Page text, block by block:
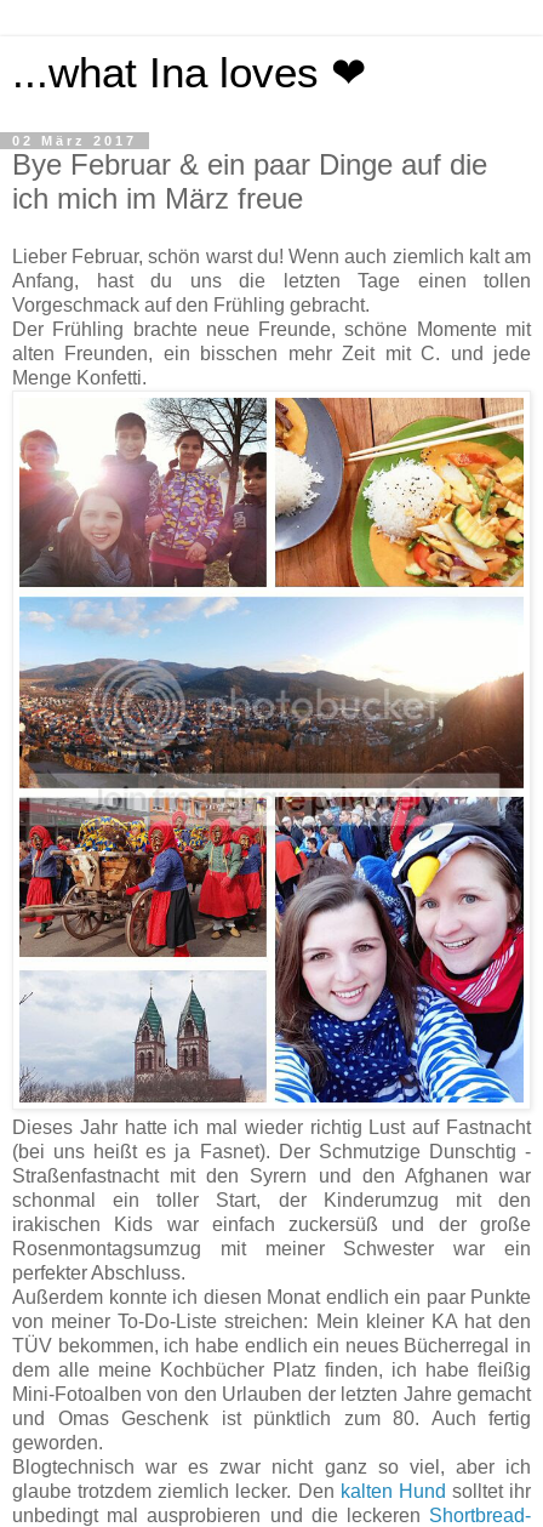
...what Ina loves ❤
02 März 2017
Bye Februar & ein paar Dinge auf die
ich mich im März freue
Lieber Februar, schön warst du! Wenn auch ziemlich kalt am
Anfang, hast du uns die letzten Tage einen tollen
Vorgeschmack auf den Frühling gebracht.
Der Frühling brachte neue Freunde, schöne Momente mit
alten Freunden, ein bisschen mehr Zeit mit C. und jede
Menge Konfetti.
Dieses Jahr hatte ich mal wieder richtig Lust auf Fastnacht
(bei uns heißt es ja Fasnet). Der Schmutzige Dunschtig -
Straßenfastnacht mit den Syrern und den Afghanen war
schonmal ein toller Start, der Kinderumzug mit den
irakischen Kids war einfach zuckersüß und der große
Rosenmontagsumzug mit meiner Schwester war ein
perfekter Abschluss.
Außerdem konnte ich diesen Monat endlich ein paar Punkte
von meiner To-Do-Liste streichen: Mein kleiner KA hat den
TÜV bekommen, ich habe endlich ein neues Bücherregal in
dem alle meine Kochbücher Platz finden, ich habe fleißig
Mini-Fotoalben von den Urlauben der letzten Jahre gemacht
und Omas Geschenk ist pünktlich zum 80. Auch fertig
geworden.
Blogtechnisch war es zwar nicht ganz so viel, aber ich
glaube trotzdem ziemlich lecker. Den kalten Hund solltet ihr
unbedingt mal ausprobieren und die leckeren Shortbread-